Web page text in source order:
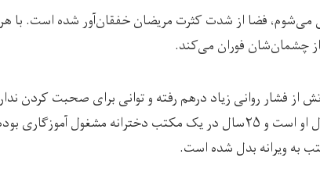
می‌شوم، فضا از شدت کثرت مریضان خفقان‌آور شده است.
چشمان‌شان فوران می‌کند.
از فشار روانی زیاد درهم رفته و توانی برای صحبت کردن
خواهرش می‌گوید که ۴۷سال او است و ۲۵سال در یک مکتب دخترانه مشغول
به ویرانه بدل شده است.